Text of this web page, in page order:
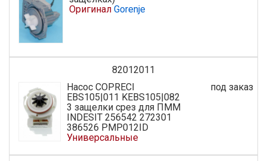
Оригинал Gorenje
82012011
Насос COPRECI
EBS105|011 KEBS105|082
3 защелки срез для ПММ
INDESIT 256542 272301
386526 PMP012ID
Универсальные
под заказ